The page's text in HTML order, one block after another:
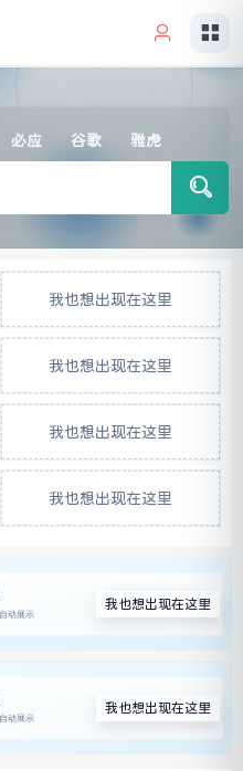
必应 谷歌 雅虎
我也想出现在这里
我也想出现在这里
我也想出现在这里
我也想出现在这里
我也想出现在这里
我也想出现在这里